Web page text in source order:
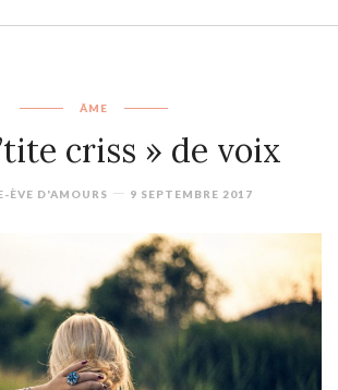
ÂME
criss » de voix
ÈVE D'AMOURS 9 SEPTEMBRE 2017